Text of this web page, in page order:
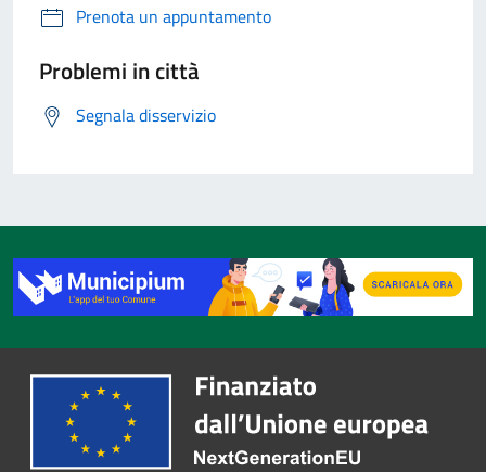
Prenota un appuntamento
Problemi in città
Segnala disservizio